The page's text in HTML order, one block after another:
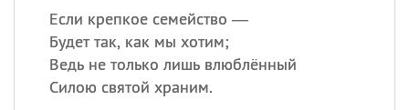
Если крепкое семейство —
Будет так, как мы хотим;
Ведь не только лишь влюблённый
Силою святой храним.